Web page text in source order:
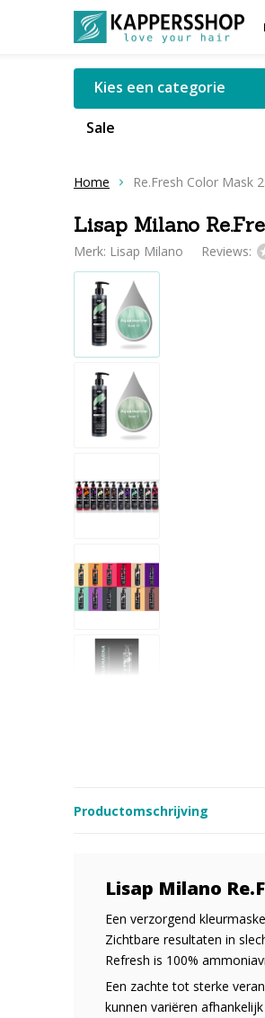
Kies een categorie
Sale
Home Re.Fresh Color Mask
Lisap Milano
Merk: Lisap Milano Reviews:
Productomschrijving
Lisap Milano
Een verzorgend
Zichtbare resultaten in
Refresh is 100%
Een zachte tot sterke
kunnen variëren